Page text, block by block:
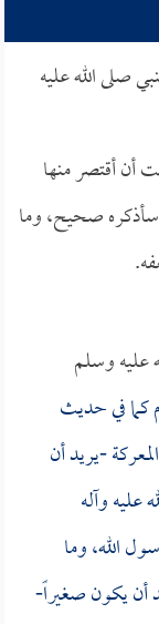
صلى الله عليه
أن أقتصر منها
سأذكره صحيح، وما
عليه وسلم
كما في حديث
-يريد أن
عليه وآله
الله، وما
أن يكون صغيراً-